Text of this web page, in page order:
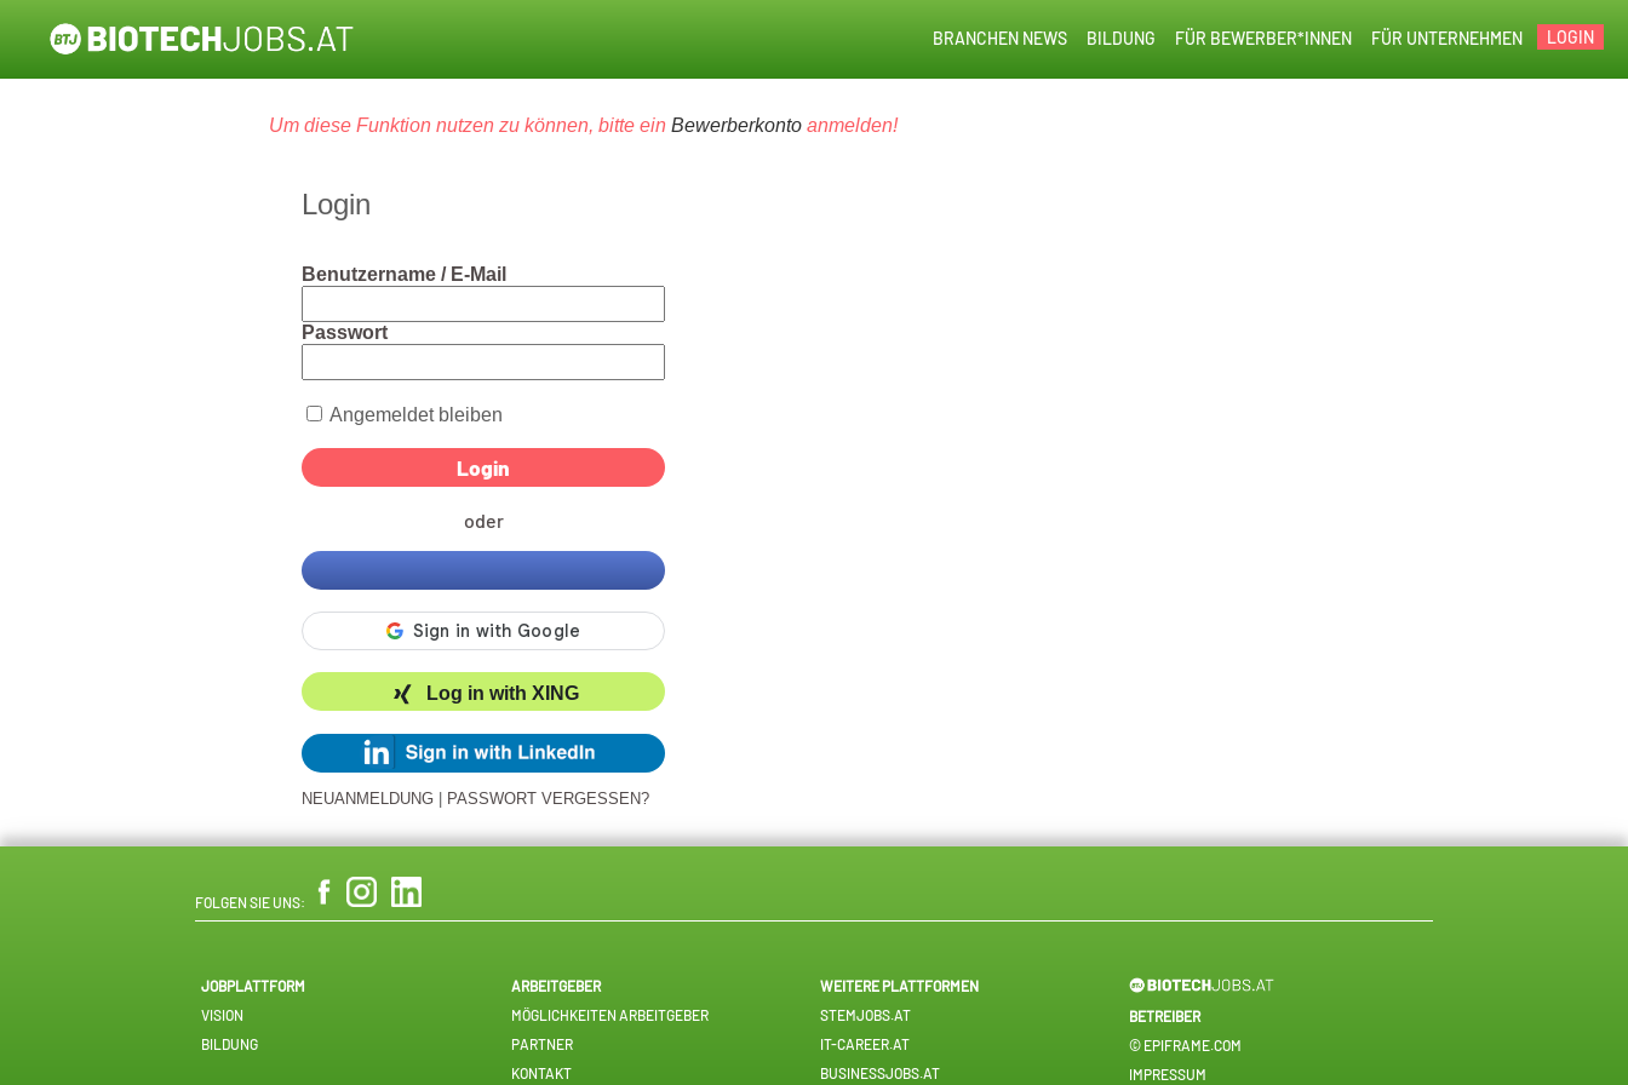
LOGIN
FÜR UNTERNEHMEN
FÜR BEWERBER*INNEN
BILDUNG
BRANCHEN NEWS
Um diese Funktion nutzen zu können, bitte ein Bewerberkonto anmelden!
Login
Benutzername / E-Mail
Passwort
Angemeldet bleiben
oder
Log in with XING
NEUANMELDUNG PASSWORT VERGESSEN?
FOLGEN SIE UNS:
JOBPLATTFORM
VISION
BILDUNG
ARBEITGEBER
MÖGLICHKEITEN ARBEITGEBER
PARTNER
KONTAKT
WEITERE PLATTFORMEN
STEMJOBS.AT
IT-CAREER.AT
BUSINESSJOBS.AT
BETREIBER
© EPIFRAME.COM
IMPRESSUM